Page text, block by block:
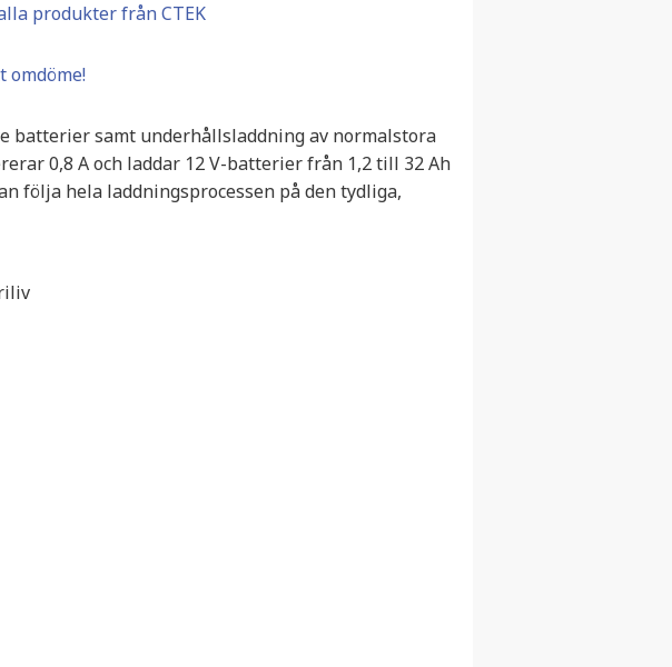
produkter från CTEK
omdöme!
batterier samt underhållsladdning av normalstora
0,8 A och laddar 12 V-batterier från 1,2 till 32 Ah
följa hela laddningsprocessen på den tydliga,